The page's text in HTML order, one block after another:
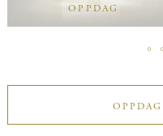
OPPDAG